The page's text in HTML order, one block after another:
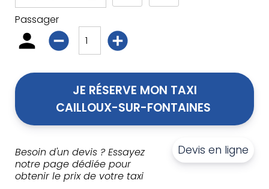
Passager
JE RÉSERVE MON TAXI
Besoin d'un devis ? Essayez
notre page dédiée pour
obtenir le prix de votre taxi
Devis en ligne